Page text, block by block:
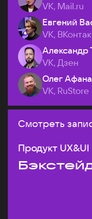
VK, Mail.ru
Евгений
VK,
Александр
VK, Дзен
Олег
VK, RuStore
Смотреть
Продукт UX&UI